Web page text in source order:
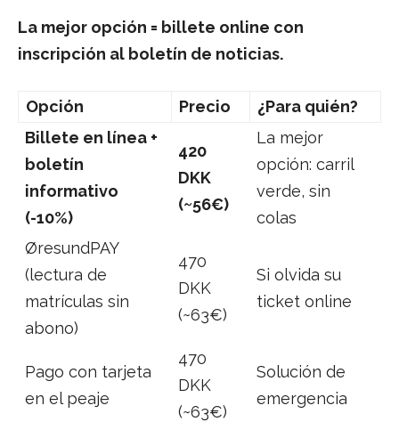
La mejor opción = billete online con
inscripción al boletín de noticias.
Opción Precio
¿Para quién?
Billete en línea +
boletín
informativo
(-10%)
420
DKK
(~56€)
La mejor
opción: carril
verde, sin
colas
ØresundPAY
(lectura de
matrículas sin
abono)
470
DKK
(~63€)
Si olvida su
ticket online
Pago con tarjeta
en el peaje
470
DKK
(~63€)
Solución de
emergencia